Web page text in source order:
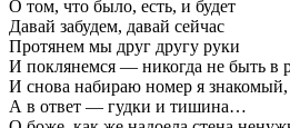
О том, что было, есть, и будет
Давай забудем, давай сейчас
Протянем мы друг другу руки
И поклянемся — никогда не быть в
И снова набираю номер я знакомый,
А в ответ — гудки и тишина…